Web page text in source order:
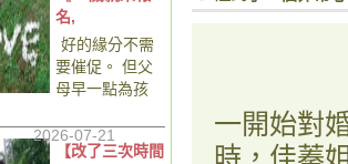
名,
好的緣分不需
要催促。 但父
母早一點為孩
2026-07-21
【改了三次時間
一開始對
時，佳蓁